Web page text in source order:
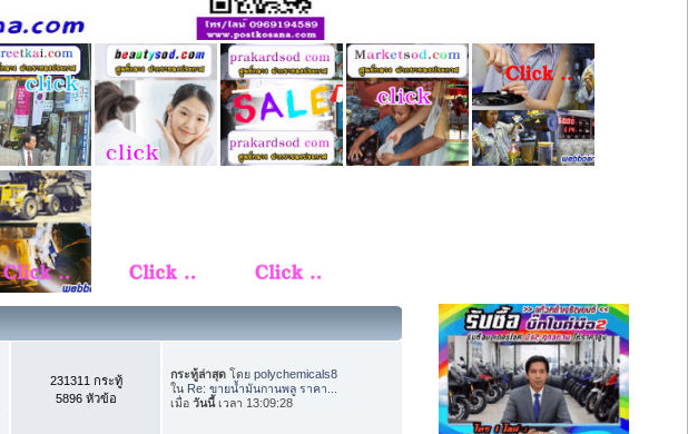
231311 กระทู้
5896 หัวข้อ
กระทู้ล่าสุด โดยpolychemicals8
ใน Re: ขายน้ำมันกานพลู ราคา...
เมื่อวันนี้เวลา 13:09:28